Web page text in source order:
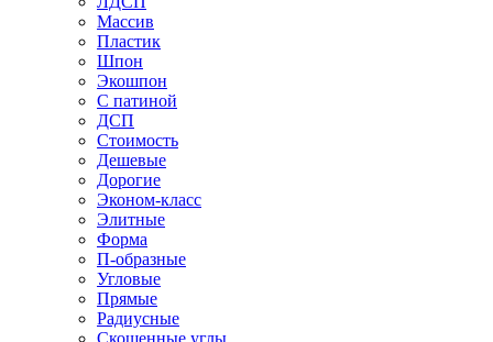
Массив
Пластик
Шпон
Экошпон
С патиной
ДСП
Стоимость
Дешевые
Дорогие
Эконом-класс
Элитные
Форма
П-образные
Угловые
Прямые
Радиусные
Скошенные углы